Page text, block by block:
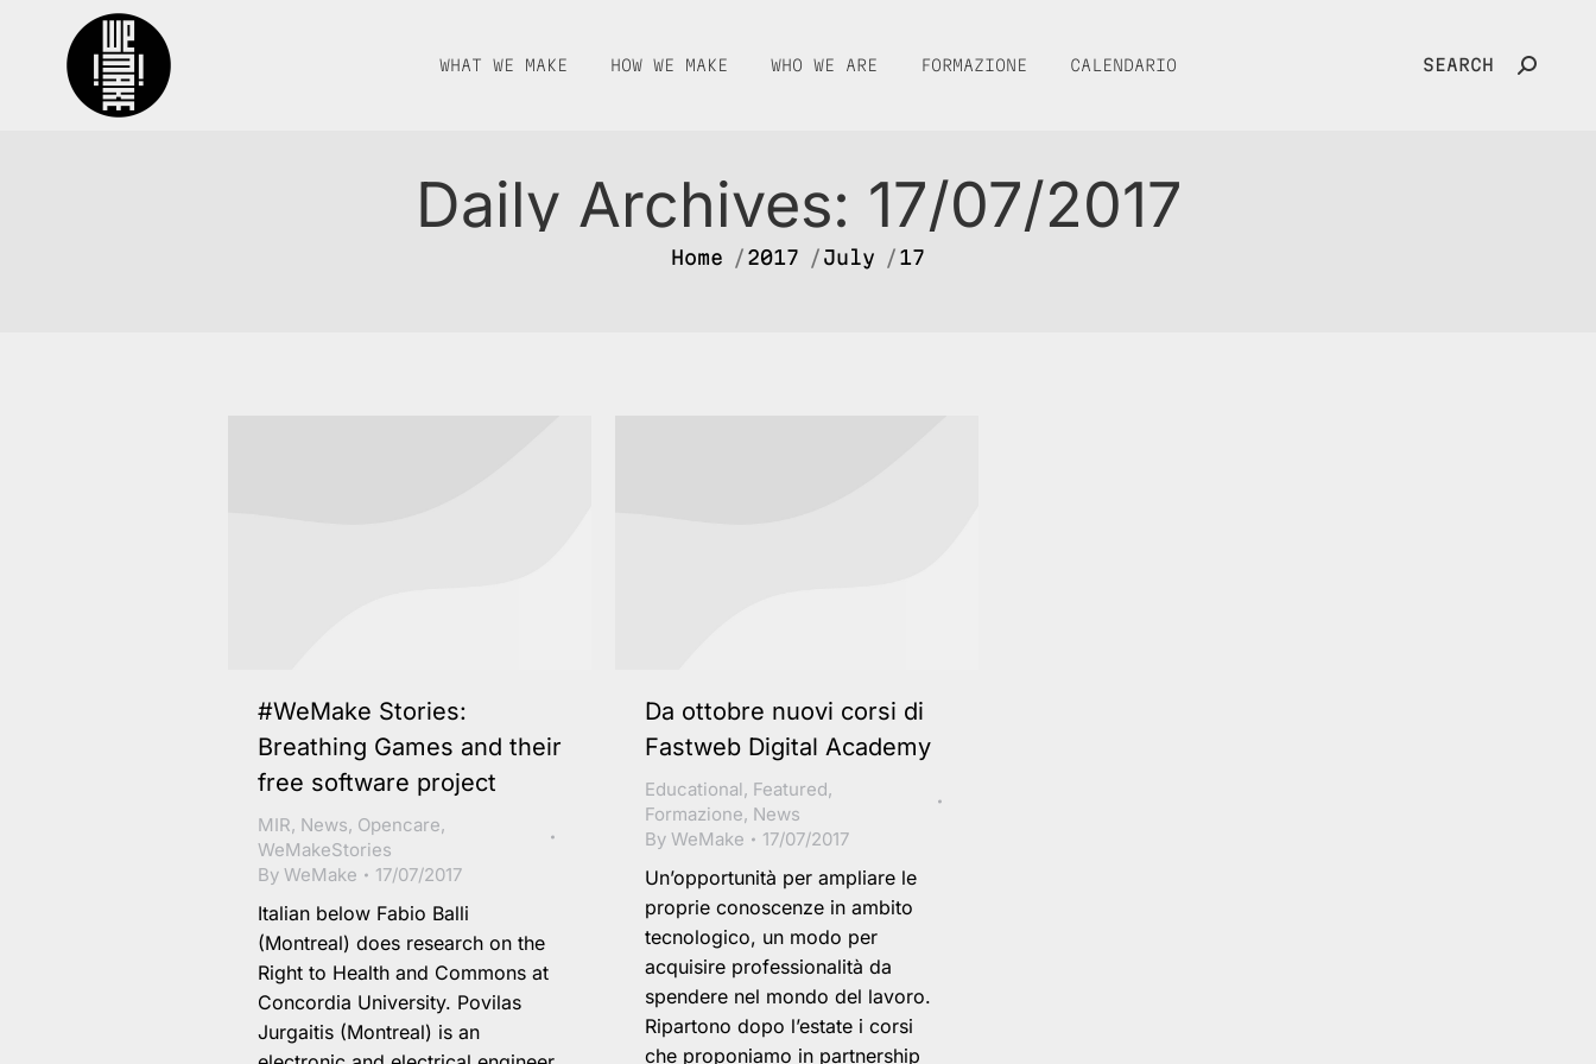
WHAT WE MAKE HOW WE MAKE WHO WE ARE FORMAZIONE CALENDARIO SEARCH Search:
Daily Archives: 17/07/2017
You are here:
Home 2017 July 17
#WeMake Stories:
Breathing Games and their
free software project
MIR, News, Opencare,
WeMakeStories
By WeMake 17/07/2017
Italian below Fabio Balli
(Montreal) does research on the
Right to Health and Commons at
Concordia University. Povilas
Jurgaitis (Montreal) is an
Da ottobre nuovi corsi di
Fastweb Digital Academy
Educational, Featured,
Formazione, News
By WeMake 17/07/2017
Un’opportunità per ampliare le
proprie conoscenze in ambito
tecnologico, un modo per
acquisire professionalità da
spendere nel mondo del lavoro.
Ripartono dopo l’estate i corsi
che proponiamo in partnership